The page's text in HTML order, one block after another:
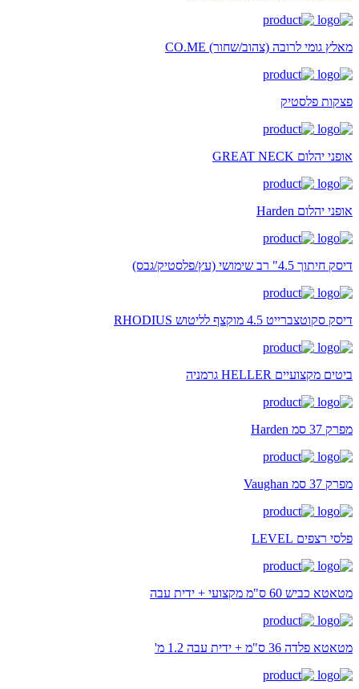
מאלץ גומי לרובה (צהוב/שחור) CO.ME
פצקות פלסטיק
אופני יהלום GREAT NECK
אופני יהלום Harden
דיסק חיתוך 4.5" רב שימושי (עץ/פלסטיק/גבס)
דיסק סקוטצברייט 4.5 מוקצף לליטוש RHODIUS
ביטים מקצועיים HELLER גרמניה
מפרק 37 סמ Harden
מפרק 37 סמ Vaughan
פלסי רצפים LEVEL
מטאטא כביש 60 ס"מ מקצועי + ידית עבה
מטאטא פלדה 36 ס"מ + ידית עבה 1.2 מ'